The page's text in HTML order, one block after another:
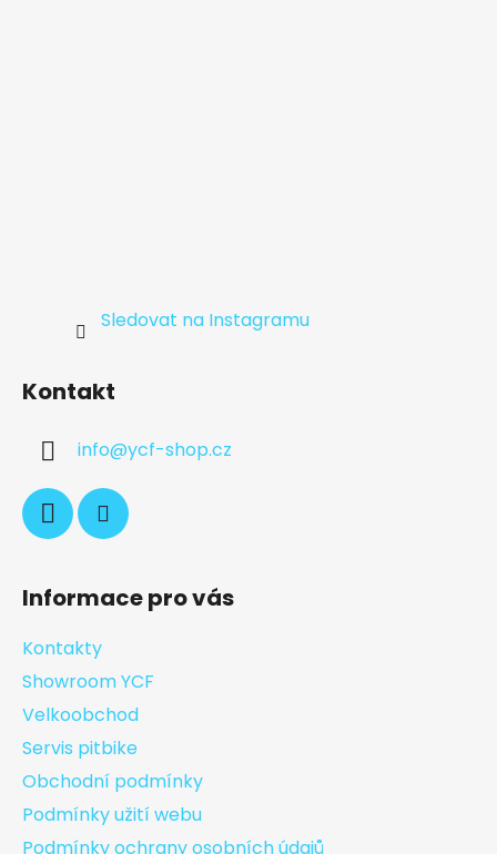
Sledovat na Instagramu
Kontakt
info@ycf-shop.cz
Informace pro vás
Kontakty
Showroom YCF
Velkoobchod
Servis pitbike
Obchodní podmínky
Podmínky užití webu
Podmínky ochrany osobních údajů